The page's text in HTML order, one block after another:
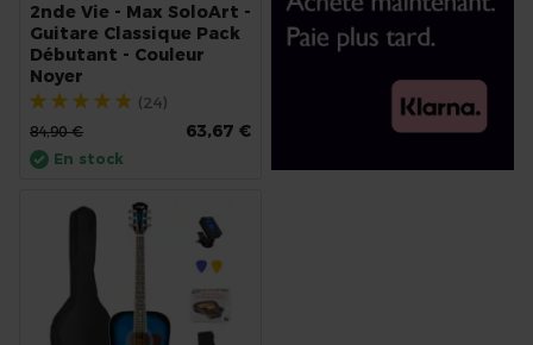
2nde Vie - Max SoloArt -
Guitare Classique Pack
Débutant - Couleur
Noyer
Évaluation:
93%
(24)
63,67 €
84,90 €
En stock